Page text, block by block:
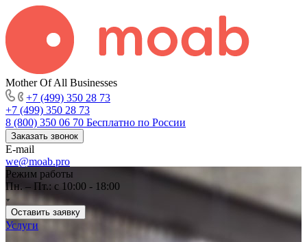
Mother Of All Businesses
+7 (499) 350 28 73
+7 (499) 350 28 73
8 (800) 350 06 70 Бесплатно по России
Заказать звонок
E-mail
we@moab.pro
Режим работы
Пн. – Пт.: с 10:00 - 18:00
Оставить заявку
Услуги